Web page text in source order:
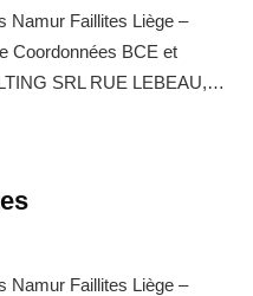
Namur Faillites Liège –
Coordonnées BCE et
SRL RUE LEBEAU,…
Namur Faillites Liège –